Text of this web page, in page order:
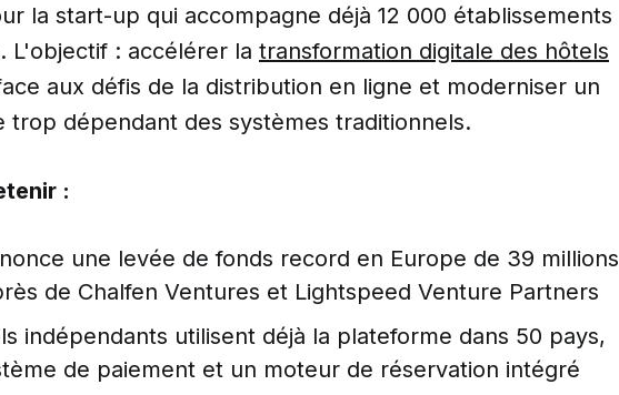
la start-up qui accompagne déjà 12 000 établissements
L'objectif : accélérer la transformation digitale des hôtels
aux défis de la distribution en ligne et moderniser un
trop dépendant des systèmes traditionnels.
:
une levée de fonds record en Europe de 39 millions
de Chalfen Ventures et Lightspeed Venture Partners
indépendants utilisent déjà la plateforme dans 50 pays,
de paiement et un moteur de réservation intégré